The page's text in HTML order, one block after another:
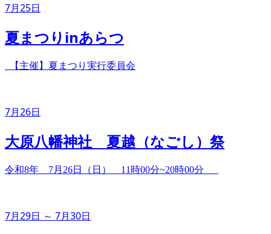
7月25日
夏まつりinあらつ
【主催】夏まつり実行委員会
7月26日
大原八幡神社 夏越（なごし）祭
令和8年 7月26日（日） 11時00分~20時00分
7月29日 ～ 7月30日